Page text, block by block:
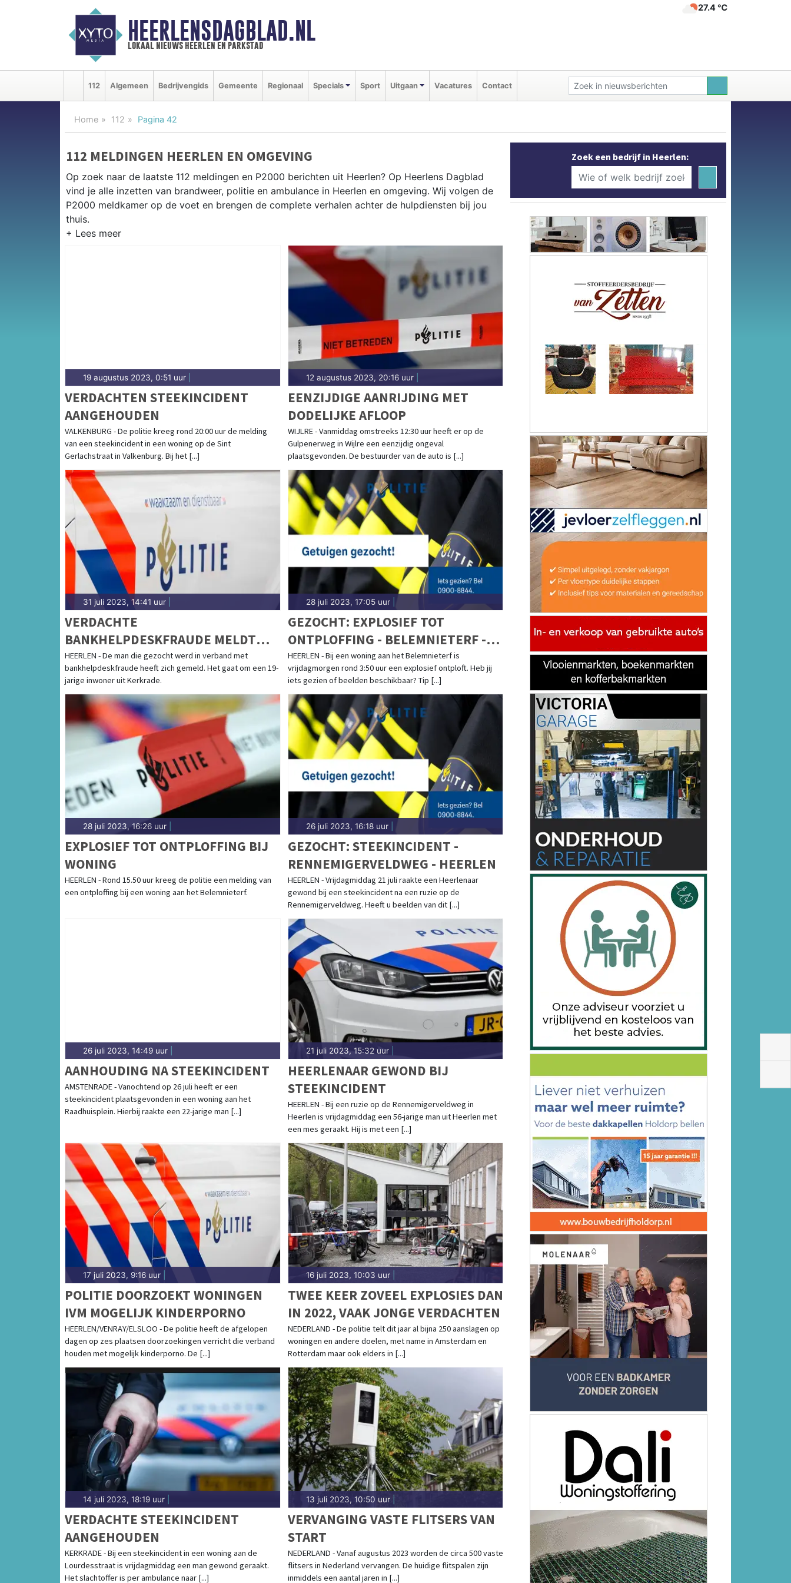
HEERLENSDAGBLAD.NL
lokaal nieuws heerlen en parkstad
27.4 ℃
112 Algemeen Bedrijvengids Gemeente Regionaal Specials Sport Uitgaan Vacatures Contact
Home 112 Pagina 42
112 MELDINGEN HEERLEN EN OMGEVING
Op zoek naar de laatste 112 meldingen en P2000 berichten uit Heerlen? Op Heerlens Dagblad
vind je alle inzetten van brandweer, politie en ambulance in Heerlen en omgeving. Wij volgen de
P2000 meldkamer op de voet en brengen de complete verhalen achter de hulpdiensten bij jou
thuis.
Van incidenten op de A76 en de N281 tot meldingen in Hoensbroek, Heerlen-Noord, Eygelshoven
en de Parkstad-regio — onze redactie brengt het 112-nieuws.
19 augustus 2023, 0:51 uur
VERDACHTEN STEEKINCIDENT
AANGEHOUDEN
VALKENBURG - De politie kreeg rond 20:00 uur de melding
van een steekincident in een woning op de Sint
Gerlachstraat in Valkenburg. Bij het [...]
12 augustus 2023, 20:16 uur|
EENZIJDIGE AANRIJDING MET
DODELIJKE AFLOOP
WIJLRE - Vanmiddag omstreeks 12:30 uur heeft er op de
Gulpenerweg in Wijlre een eenzijdig ongeval
plaatsgevonden. De bestuurder van de auto is [...]
31 juli 2023, 14:41 uur
VERDACHTE
BANKHELPDESKFRAUDE MELDT
ZICH
HEERLEN - De man die gezocht werd in verband met
bankhelpdeskfraude heeft zich gemeld. Het gaat om een 19-
jarige inwoner uit Kerkrade.
28 juli 2023, 17:05 uur|
GEZOCHT: EXPLOSIEF TOT
ONTPLOFFING - BELEMNIETERF -
HEERLEN
HEERLEN - Bij een woning aan het Belemnieterf is
vrijdagmorgen rond 3:50 uur een explosief ontploft. Heb jij
iets gezien of beelden beschikbaar? Tip [...]
28 juli 2023, 16:26 uur
EXPLOSIEF TOT ONTPLOFFING BIJ
WONING
HEERLEN - Rond 15.50 uur kreeg de politie een melding van
een ontploffing bij een woning aan het Belemnieterf.
26 juli 2023, 16:18 uur|
GEZOCHT: STEEKINCIDENT -
RENNEMIGERVELDWEG - HEERLEN
HEERLEN - Vrijdagmiddag 21 juli raakte een Heerlenaar
gewond bij een steekincident na een ruzie op de
Rennemigerveldweg. Heeft u beelden van dit [...]
26 juli 2023, 14:49 uur
AANHOUDING NA STEEKINCIDENT
AMSTENRADE - Vanochtend op 26 juli heeft er een
steekincident plaatsgevonden in een woning aan het
Raadhuisplein. Hierbij raakte een 22-jarige man [...]
21 juli 2023, 15:32 uur|
HEERLENAAR GEWOND BIJ
STEEKINCIDENT
HEERLEN - Bij een ruzie op de Rennemigerveldweg in
Heerlen is vrijdagmiddag een 56-jarige man uit Heerlen met
een mes geraakt. Hij is met een [...]
17 juli 2023, 9:16 uur
POLITIE DOORZOEKT WONINGEN
IVM MOGELIJK KINDERPORNO
HEERLEN/VENRAY/ELSLOO - De politie heeft de afgelopen
dagen op zes plaatsen doorzoekingen verricht die verband
houden met mogelijk kinderporno. De [...]
16 juli 2023, 10:03 uur|
TWEE KEER ZOVEEL EXPLOSIES DAN
IN 2022, VAAK JONGE VERDACHTEN
NEDERLAND - De politie telt dit jaar al bijna 250 aanslagen op
woningen en andere doelen, met name in Amsterdam en
Rotterdam maar ook elders in [...]
14 juli 2023, 18:19 uur
VERDACHTE STEEKINCIDENT
AANGEHOUDEN
KERKRADE - Bij een steekincident in een woning aan de
Lourdesstraat is vrijdagmiddag een man gewond geraakt.
Het slachtoffer is per ambulance naar [...]
13 juli 2023, 10:50 uur|
VERVANGING VASTE FLITSERS VAN
START
NEDERLAND - Vanaf augustus 2023 worden de circa 500 vaste
flitsers in Nederland vervangen. De huidige flitspalen zijn
inmiddels een aantal jaren in [...]
Zoek een bedrijf in Heerlen: